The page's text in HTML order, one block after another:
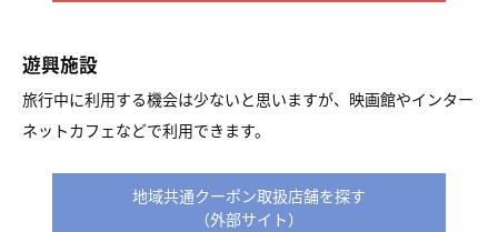
遊興施設
旅行中に利用する機会は少ないと思いますが、映画館やインター
ネットカフェなどで利用できます。
地域共通クーポン取扱店舗を探す
（外部サイト）